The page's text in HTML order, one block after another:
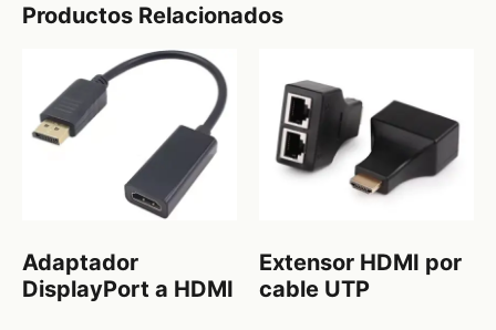
Productos Relacionados
Adaptador
DisplayPort a HDMI
Extensor HDMI por
cable UTP